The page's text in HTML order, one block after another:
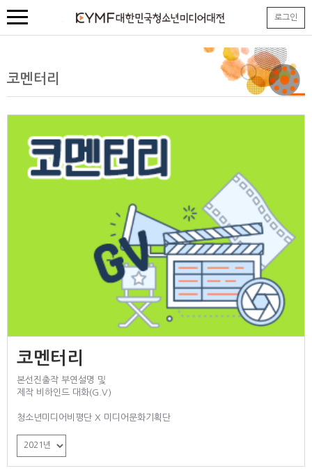
로그인
코멘터리
코멘터리
본선진출작 부연설명 및
제작 비하인드 대화(G.V)
청소년미디어비평단 X 미디어문화기획단